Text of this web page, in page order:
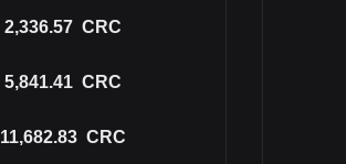
2,336.57 CRC
5,841.41 CRC
11,682.83 CRC